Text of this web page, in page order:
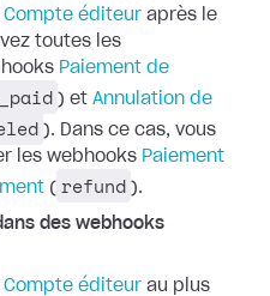
Compte éditeur après le
toutes les
Paiement de
) et Annulation de
). Dans ce cas, vous
les webhooks Paiement
( refund ).
des webhooks
Compte éditeur au plus